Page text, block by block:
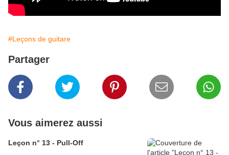
#Leçons de guitare
Partager
Vous aimerez aussi
Leçon n° 13 - Pull-Off